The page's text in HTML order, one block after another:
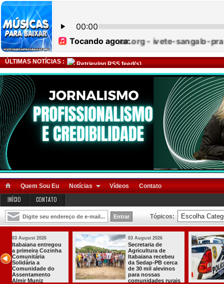
ÚLTIMAS NOTÍCIAS : Retrieving RSS feed(s)
Quem Sou Eu Notícias Vídeos Contato
INÍCIO CONTATO
Tópicos:
03 August 2026
Secretaria de
Agricultura de
Itabaiana recebeu
da Sedap-PB cerca
de 30 mil alevinos
para nossas
comunidades rurais
03 August 2026
Mulher em
surto
própria mãe
João Pessoa